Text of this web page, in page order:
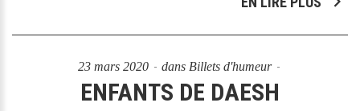
23 mars 2020 dans Billets d'humeur
ENFANTS DE DAESH